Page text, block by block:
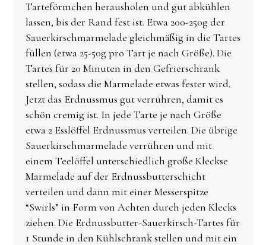
Tarteförmchen herausholen und gut abkühlen
lassen, bis der Rand fest ist. Etwa 200-250g der
Sauerkirschmarmelade gleichmäßig in die Tartes
füllen (etwa 25-50g pro Tart je nach Größe). Die
Tartes für 20 Minuten in den Gefrierschrank
stellen, sodass die Marmelade etwas fester wird.
Jetzt das Erdnussmus gut verrühren, damit es
schön cremig ist. In jede Tarte je nach Größe
etwa 2 Esslöffel Erdnussmus verteilen. Die übrige
Sauerkirschmarmelade verrühren und mit
einem Teelöffel unterschiedlich große Kleckse
Marmelade auf der Erdnussbutterschicht
verteilen und dann mit einer Messerspitze
“Swirls” in Form von Achten durch jeden Klecks
ziehen. Die Erdnussbutter-Sauerkirsch-Tartes für
1 Stunde in den Kühlschrank stellen und mit ein